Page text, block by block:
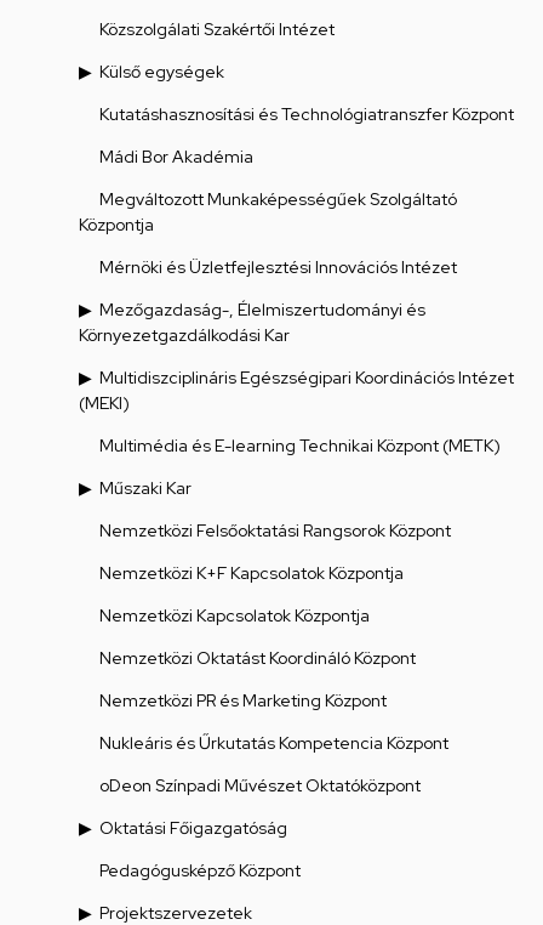
Közszolgálati Szakértői Intézet
Külső egységek
Kutatáshasznosítási és Technológiatranszfer Központ
Mádi Bor Akadémia
Megváltozott Munkaképességűek Szolgáltató
Központja
Mérnöki és Üzletfejlesztési Innovációs Intézet
Mezőgazdaság-, Élelmiszertudományi és
Környezetgazdálkodási Kar
Multidiszciplináris Egészségipari Koordinációs Intézet
(MEKI)
Multimédia és E-learning Technikai Központ (METK)
Műszaki Kar
Nemzetközi Felsőoktatási Rangsorok Központ
Nemzetközi K+F Kapcsolatok Központja
Nemzetközi Kapcsolatok Központja
Nemzetközi Oktatást Koordináló Központ
Nemzetközi PR és Marketing Központ
Nukleáris és Űrkutatás Kompetencia Központ
oDeon Színpadi Művészet Oktatóközpont
Oktatási Főigazgatóság
Pedagógusképző Központ
Projektszervezetek